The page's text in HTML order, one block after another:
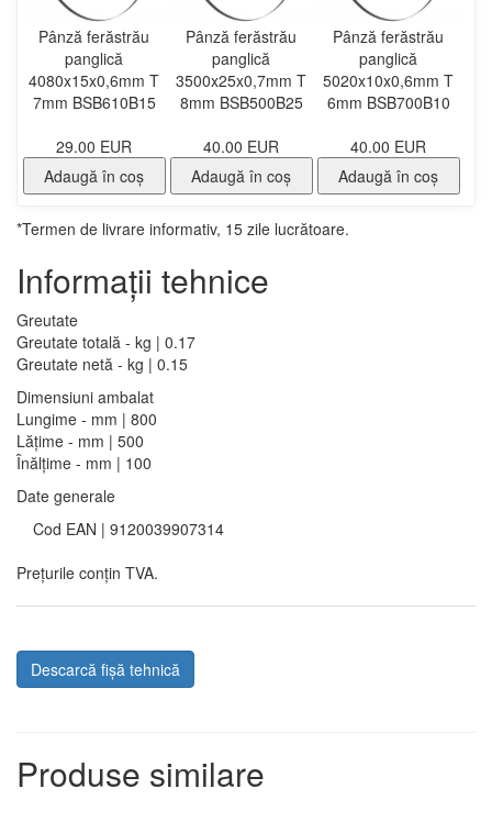
Pânză ferăstrău
panglică
4080x15x0,6mm T
7mm BSB610B15
29.00 EUR
Adaugă în coş
Pânză ferăstrău
panglică
3500x25x0,7mm T
8mm BSB500B25
40.00 EUR
Adaugă în coş
Pânză ferăstrău
panglică
5020x10x0,6mm T
6mm BSB700B10
40.00 EUR
Adaugă în coş
*Termen de livrare informativ, 15 zile lucrătoare.
Informații tehnice
Greutate
Greutate totală - kg | 0.17
Greutate netă - kg | 0.15
Dimensiuni ambalat
Lungime - mm | 800
Lățime - mm | 500
Înălțime - mm | 100
Date generale
Cod EAN | 9120039907314
Prețurile conțin TVA.
Descarcă fișă tehnică
Produse similare